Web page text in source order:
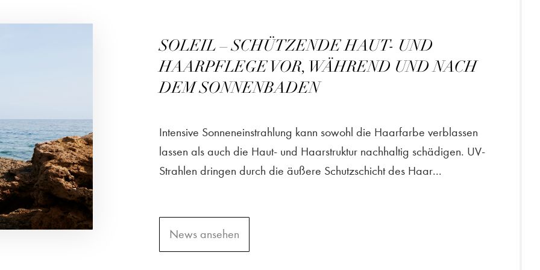
SOLEIL – SCHÜTZENDE HAUT- UND
HAARPFLEGE VOR, WÄHREND UND NACH
DEM SONNENBADEN
Intensive Sonneneinstrahlung kann sowohl die Haarfarbe verblassen
lassen als auch die Haut- und Haarstruktur nachhaltig schädigen. UV-
Strahlen dringen durch die äußere Schutzschicht des Haar...
News ansehen